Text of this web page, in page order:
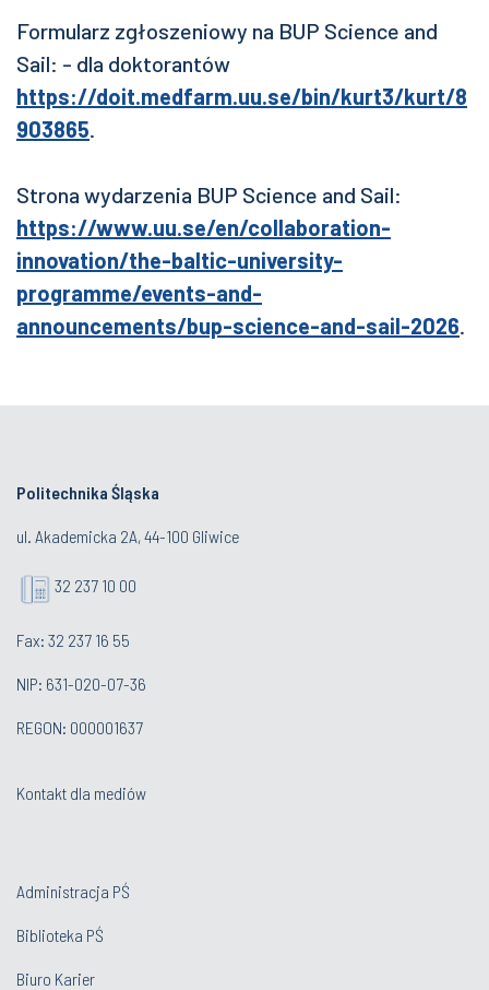
Formularz zgłoszeniowy na BUP Science and
Sail: - dla doktorantów
https://doit.medfarm.uu.se/bin/kurt3/kurt/8
903865.
Strona wydarzenia BUP Science and Sail:
https://www.uu.se/en/collaboration-
innovation/the-baltic-university-
programme/events-and-
announcements/bup-science-and-sail-2026.
Politechnika Śląska
ul. Akademicka 2A, 44-100 Gliwice
32 237 10 00
Fax: 32 237 16 55
NIP: 631-020-07-36
REGON: 000001637
Kontakt dla mediów
Administracja PŚ
Biblioteka PŚ
Biuro Karier